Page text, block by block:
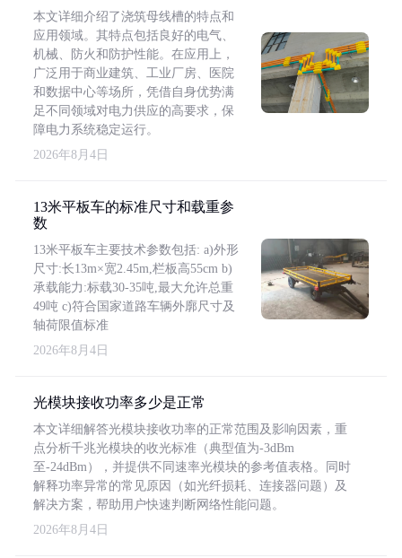
本文详细介绍了浇筑母线槽的特点和
应用领域。其特点包括良好的电气、
机械、防火和防护性能。在应用上，
广泛用于商业建筑、工业厂房、医院
和数据中心等场所，凭借自身优势满
足不同领域对电力供应的高要求，保
障电力系统稳定运行。
2026年8月4日
13米平板车的标准尺寸和载重参
数
13米平板车主要技术参数包括: a)外形
尺寸:长13m×宽2.45m,栏板高55cm b)
承载能力:标载30-35吨,最大允许总重
49吨 c)符合国家道路车辆外廓尺寸及
轴荷限值标准
2026年8月4日
光模块接收功率多少是正常
本文详细解答光模块接收功率的正常范围及影响因素，重
点分析千兆光模块的收光标准（典型值为-3dBm
至-24dBm），并提供不同速率光模块的参考值表格。同时
解释功率异常的常见原因（如光纤损耗、连接器问题）及
解决方案，帮助用户快速判断网络性能问题。
2026年8月4日